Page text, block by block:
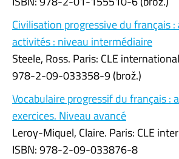
Civilisation progressive du français
activités : niveau intermédiaire
Steele, Ross. Paris: CLE
978-2-09-033358-9 (brož.)
Vocabulaire progressif du français :
exercices. Niveau avancé
Leroy-Miquel, Claire. Paris: CLE
ISBN: 978-2-09-033876-8